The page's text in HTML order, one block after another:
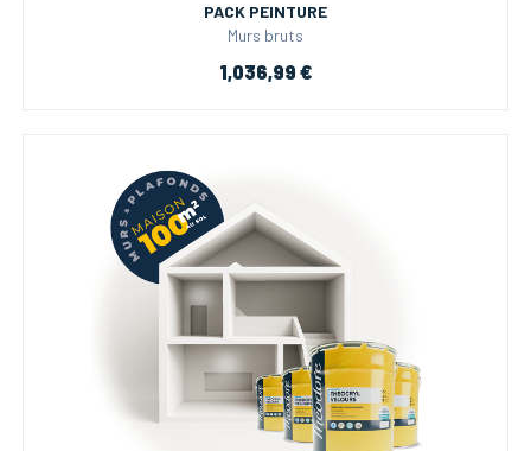
PACK PEINTURE
Murs bruts
1,036,99 €